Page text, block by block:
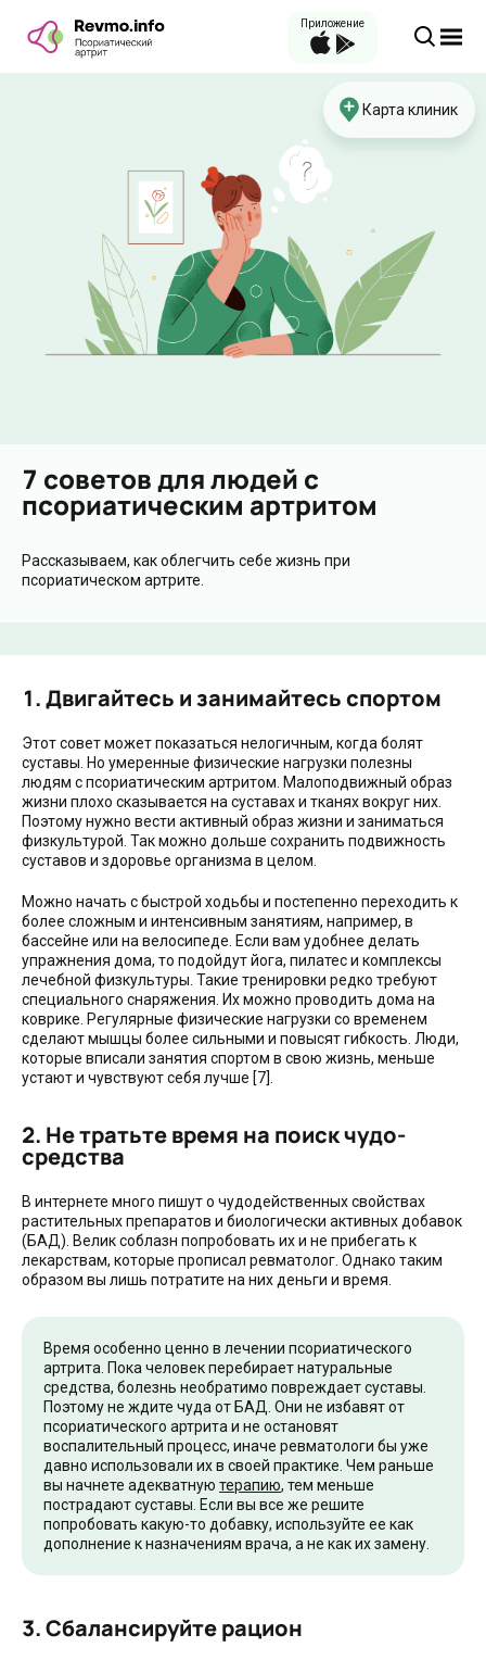
Приложение
Карта клиник
7 советов для людей с
псориатическим артритом
Рассказываем, как облегчить себе жизнь при
псориатическом артрите.
1. Двигайтесь и занимайтесь спортом
Этот совет может показаться нелогичным, когда болят
суставы. Но умеренные физические нагрузки полезны
людям с псориатическим артритом. Малоподвижный образ
жизни плохо сказывается на суставах и тканях вокруг них.
Поэтому нужно вести активный образ жизни и заниматься
физкультурой. Так можно дольше сохранить подвижность
суставов и здоровье организма в целом.
Можно начать с быстрой ходьбы и постепенно переходить к
более сложным и интенсивным занятиям, например, в
бассейне или на велосипеде. Если вам удобнее делать
упражнения дома, то подойдут йога, пилатес и комплексы
лечебной физкультуры. Такие тренировки редко требуют
специального снаряжения. Их можно проводить дома на
коврике. Регулярные физические нагрузки со временем
сделают мышцы более сильными и повысят гибкость. Люди,
которые вписали занятия спортом в свою жизнь, меньше
устают и чувствуют себя лучше [7].
2. Не тратьте время на поиск чудо-
средства
В интернете много пишут о чудодейственных свойствах
растительных препаратов и биологически активных добавок
(БАД). Велик соблазн попробовать их и не прибегать к
лекарствам, которые прописал ревматолог. Однако таким
образом вы лишь потратите на них деньги и время.
Время особенно ценно в лечении псориатического
артрита. Пока человек перебирает натуральные
средства, болезнь необратимо повреждает суставы.
Поэтому не ждите чуда от БАД. Они не избавят от
псориатического артрита и не остановят
воспалительный процесс, иначе ревматологи бы уже
давно использовали их в своей практике. Чем раньше
вы начнете адекватную терапию, тем меньше
пострадают суставы. Если вы все же решите
попробовать какую-то добавку, используйте ее как
дополнение к назначениям врача, а не как их замену.
3. Сбалансируйте рацион